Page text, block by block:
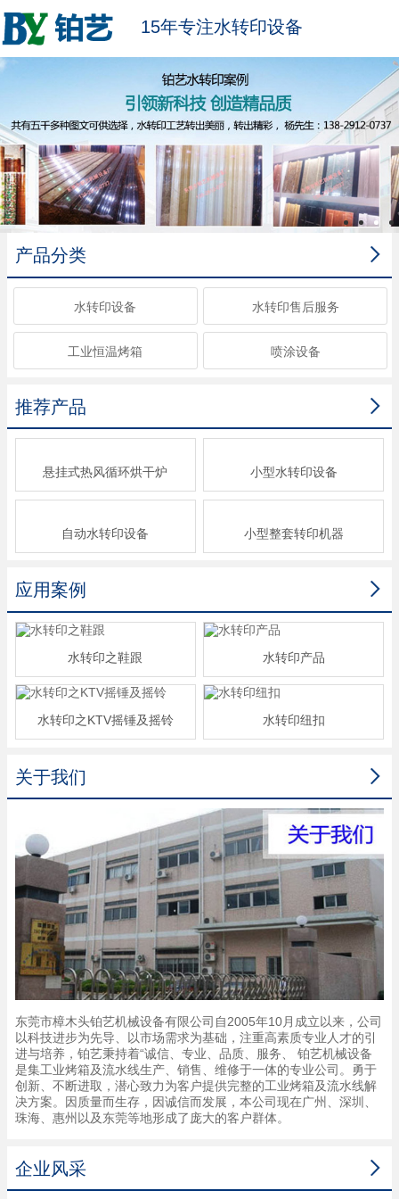
15年专注水转印设备

产品分类
水转印设备 水转印售后服务
工业恒温烤箱 喷涂设备

推荐产品
悬挂式热风循环烘干炉 小型水转印设备
自动水转印设备 小型整套转印机器

应用案例
水转印之鞋跟 水转印产品
水转印之KTV摇锤及摇铃 水转印纽扣

关于我们
东莞市樟木头铂艺机械设备有限公司自2005年10月成立以来，公司
以科技进步为先导、以市场需求为基础，注重高素质专业人才的引
进与培养，铂艺秉持着“诚信、专业、品质、服务、 铂艺机械设备
是集工业烤箱及流水线生产、销售、维修于一体的专业公司。勇于
创新、不断进取，潜心致力为客户提供完整的工业烤箱及流水线解
决方案。因质量而生存，因诚信而发展，本公司现在广州、深圳、
珠海、惠州以及东莞等地形成了庞大的客户群体。

企业风采